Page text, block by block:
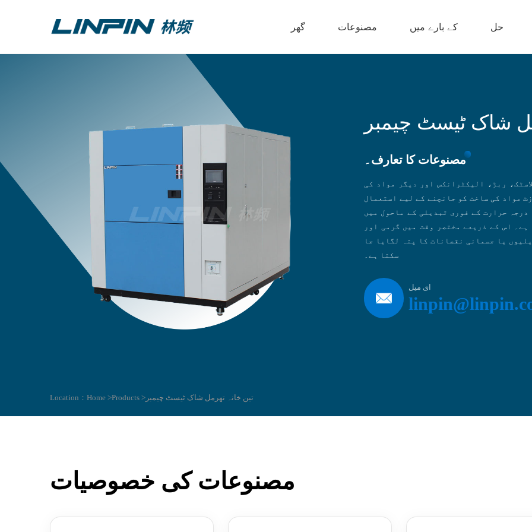
گھر مصنوعات کے بارے میں حل
شاک ٹیسٹ چیمبر
مصنوعات کا تعارف۔
ربڑ، الیکٹرانکس اور دیگر مواد کی
مواد کی ساخت کو جانچنے کے لیے استعمال
حرارت کے فوری تبدیلی کے ماحول میں
اس کے ذریعے مختصر وقت میں گرمی اور
یا جسمانی نقصانات کا پتہ لگایا جا
سکتا ہے۔
ای میل
Location： Home >Products > تین خانہ تھرمل شاک ٹیسٹ چیمبر
مصنوعات کی خصوصیات